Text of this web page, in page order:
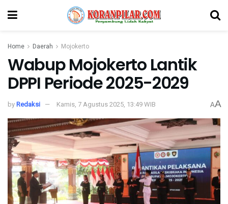
Home Daerah Mojokerto
Wabup Mojokerto Lantik
DPPI Periode 2025-2029
by Redaksi Kamis, 7 Agustus 2025, 13:49 WIB AA